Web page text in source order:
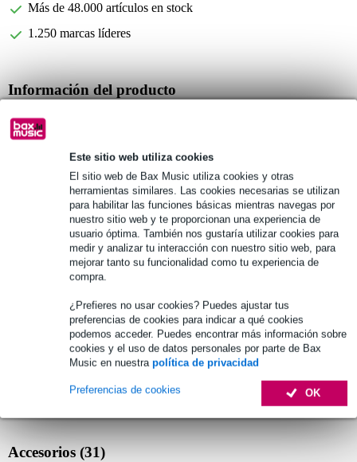
Este sitio web utiliza cookies
El sitio web de Bax Music utiliza cookies y otras
herramientas similares. Las cookies necesarias se utilizan
para habilitar las funciones básicas mientras navegas por
nuestro sitio web y te proporcionan una experiencia de
usuario óptima. También nos gustaría utilizar cookies para
medir y analizar tu interacción con nuestro sitio web, para
mejorar tanto su funcionalidad como tu experiencia de
compra.
¿Prefieres no usar cookies? Puedes ajustar tus
preferencias de cookies para indicar a qué cookies
podemos acceder. Puedes encontrar más información sobre
cookies y el uso de datos personales por parte de Bax
Music en nuestra política de privacidad
OK
Preferencias de cookies
Más de 48.000 artículos en stock
1.250 marcas líderes
Información del producto
ángulo de bola grande
alta resistencia
material: acero de 1,8 mm de espesor
Especificaciones completas
Véase también (1)
Accesorios (31)